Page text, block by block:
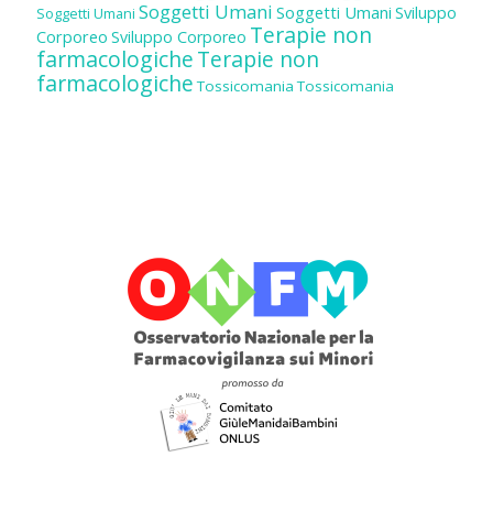
Soggetti Umani Soggetti Umani Soggetti Umani Sviluppo
Corporeo Sviluppo Corporeo Terapie non
farmacologicheTerapie non
farmacologiche Tossicomania Tossicomania